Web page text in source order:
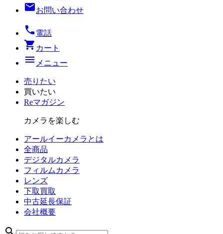
mailお問い合わせ
local_phone 電話
shopping_cart カート
menu メニュー
売りたい
買いたい
Reマガジン
カメラを楽しむ
アールイーカメラとは
全商品
デジタルカメラ
フィルム カメラ
レンズ
下取買取
中古延長保証
会社概要
search